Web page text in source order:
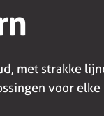
met strakke
voor elke